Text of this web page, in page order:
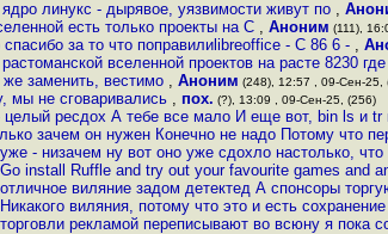
линукс - дырявое, уязвимости живут по ,
есть только проекты на C , Аноним (111),
за то что поправилиlibreoffice - C 86 6 - ,
вселенной проектов на расте 8230
заменить, вестимо , Аноним (248), 12:57 , 09-Сен-25,
мы не сговаривались , пох. (?), 13:09 , 09-Сен-25, (256)
ресдох А тебе все мало И еще вот, bin ls и tr
зачем он нужен Конечно не надо Потому что
уже - низачем ну вот оно уже сдохло настолько, что
Go install Ruffle and try out your favourite games and
отличное виляние задом детектед А спонсоры
Никакого виляния, потому что это и есть
торговли рекламой переписывают во всюну я пока